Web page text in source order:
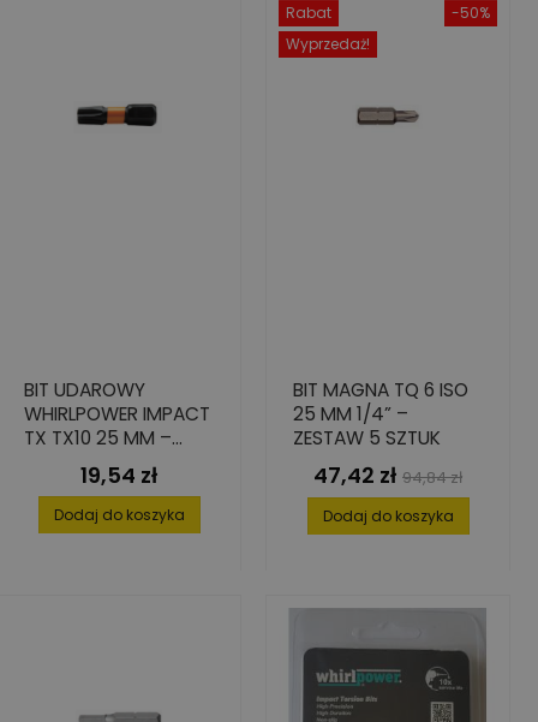
BIT UDAROWY
WHIRLPOWER IMPACT
TX TX10 25 MM –
STAL S2, 4 SZT.
Cena
19,54 zł
Dodaj do koszyka
-50%
Rabat
Wyprzedaż!
BIT MAGNA TQ 6 ISO
25 MM 1/4” –
ZESTAW 5 SZTUK
Cena
47,42 zł Cena
podstawowa
94,84 zł
Dodaj do koszyka